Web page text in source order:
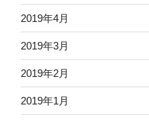
2019年4月
2019年3月
2019年2月
2019年1月